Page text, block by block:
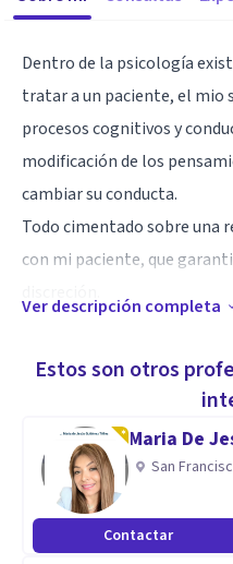
Dentro de la psicología
tratar a un paciente, el mio
procesos cognitivos y
modificación de los
cambiar su conducta.
Todo cimentado sobre una
con mi paciente, que
He trabajado tanto en el
amplio abanico de
Aptitudes
Mi trabajo me ha permitido
Ver descripción completa
Estos son otros
Maria De
San
Contactar